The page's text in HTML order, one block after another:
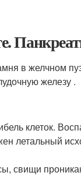
в желчном
железу .
клеток.
летальный
свищи